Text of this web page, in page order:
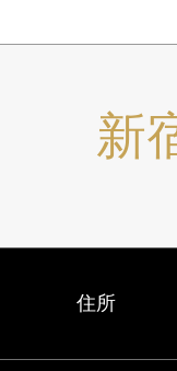
新
住所